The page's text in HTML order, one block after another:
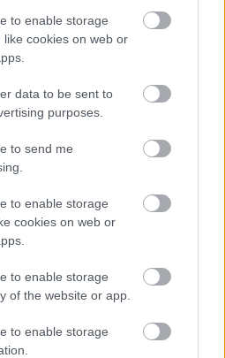
to enable storage
cookies on web or
data to be sent to
purposes.
to send me
to enable storage
cookies on web or
to enable storage
of the website or app.
to enable storage
2026-08-15 18:00
működését!